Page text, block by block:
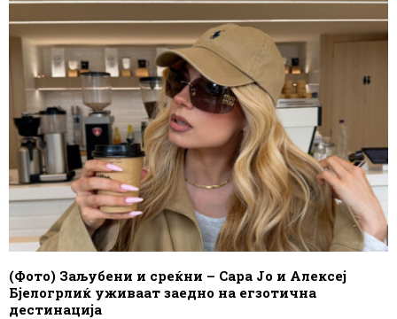
(Фото) Заљубени и среќни – Сара Јо и Алексеј
Бјелогрлиќ уживаат заедно на егзотична
дестинација